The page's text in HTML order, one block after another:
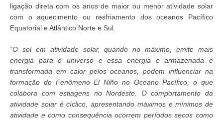
ligação direta com os anos de maior ou menor atividade solar
com o aquecimento ou resfriamento dos oceanos Pacífico
Equatorial e Atlântico Norte e Sul.
“O sol em atividade solar, quando no máximo, emite mais
energia para o universo e essa energia é armazenada e
transformada em calor pelos oceanos, podem influenciar na
formação do Fenômeno El Niño no Oceano Pacífico, o que
colabora com estiagens no Nordeste. O comportamento da
atividade solar é cíclico, apresentando máximos e mínimos de
atividade e como consequência ocorrem períodos secos como